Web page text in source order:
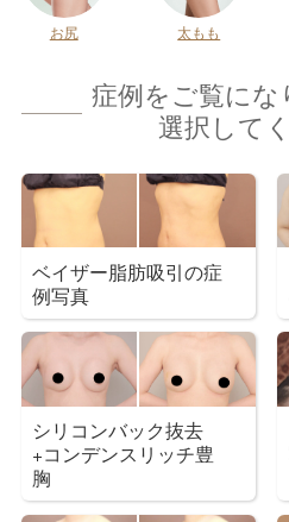
お尻 太もも
症例をご覧にな
選択して
ベイザー脂肪吸引の症
例写真
シリコンバック抜去
+コンデンスリッチ豊
胸